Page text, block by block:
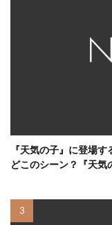
『天気の子』に登場
どこのシーン？『天気